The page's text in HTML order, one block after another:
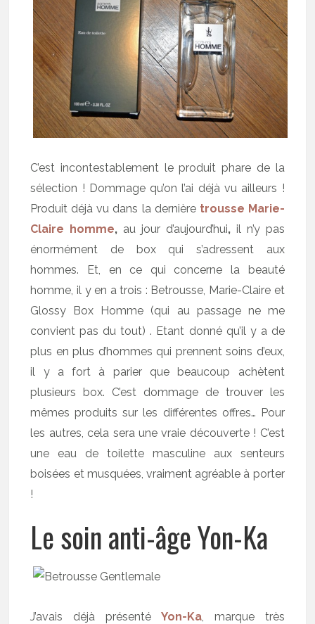
C’est incontestablement le produit phare de la
sélection ! Dommage qu’on l’ai déjà vu ailleurs !
Produit déjà vu dans la dernière trousse Marie-
Claire homme, au jour d’aujourd’hui, il n’y pas
énormément de box qui s’adressent aux
hommes. Et, en ce qui concerne la beauté
homme, il y en a trois : Betrousse, Marie-Claire et
Glossy Box Homme (qui au passage ne me
convient pas du tout) . Etant donné qu’il y a de
plus en plus d’hommes qui prennent soins d’eux,
il y a fort à parier que beaucoup achètent
plusieurs box. C’est dommage de trouver les
mêmes produits sur les différentes offres… Pour
les autres, cela sera une vraie découverte ! C’est
une eau de toilette masculine aux senteurs
boisées et musquées, vraiment agréable à porter
!
Le soin anti-âge Yon-Ka
J’avais déjà présentéYon-Ka , marque très